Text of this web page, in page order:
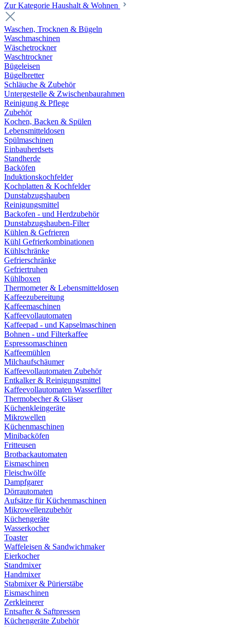
Zur Kategorie Haushalt & Wohnen
Waschen, Trocknen & Bügeln
Waschmaschinen
Wäschetrockner
Waschtrockner
Bügeleisen
Bügelbretter
Schläuche & Zubehör
Untergestelle & Zwischenbaurahmen
Reinigung & Pflege
Zubehör
Kochen, Backen & Spülen
Lebensmitteldosen
Spülmaschinen
Einbauherdsets
Standherde
Backöfen
Induktionskochfelder
Kochplatten & Kochfelder
Dunstabzugshauben
Reinigungsmittel
Backofen - und Herdzubehör
Dunstabzugshauben-Filter
Kühlen & Gefrieren
Kühl Gefrierkombinationen
Kühlschränke
Gefrierschränke
Gefriertruhen
Kühlboxen
Thermometer & Lebensmitteldosen
Kaffeezubereitung
Kaffeemaschinen
Kaffeevollautomaten
Kaffeepad - und Kapselmaschinen
Bohnen - und Filterkaffee
Espressomaschinen
Kaffeemühlen
Milchaufschäumer
Kaffeevollautomaten Zubehör
Entkalker & Reinigungsmittel
Kaffeevollautomaten Wasserfilter
Thermobecher & Gläser
Küchenkleingeräte
Mikrowellen
Küchenmaschinen
Minibacköfen
Fritteusen
Brotbackautomaten
Eismaschinen
Fleischwölfe
Dampfgarer
Dörrautomaten
Aufsätze für Küchenmaschinen
Mikrowellenzubehör
Küchengeräte
Wasserkocher
Toaster
Waffeleisen & Sandwichmaker
Eierkocher
Standmixer
Handmixer
Stabmixer & Pürierstäbe
Eismaschinen
Zerkleinerer
Entsafter & Saftpressen
Küchengeräte Zubehör